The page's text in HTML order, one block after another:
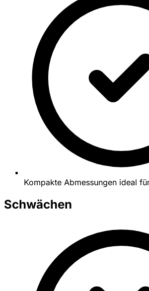
Kompakte Abmessungen ideal
Schwächen